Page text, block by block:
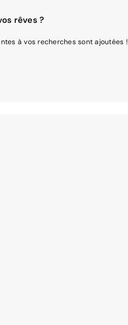
rêves ?
à vos recherches sont ajoutées !